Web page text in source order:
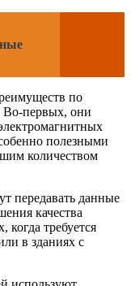
по
Во-первых, они
полезными
количеством
передавать данные
качества
когда требуется
в зданиях с